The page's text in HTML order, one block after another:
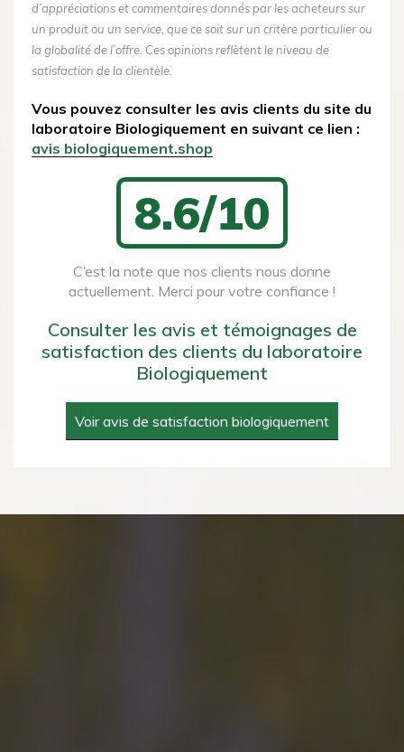
d’appréciations et commentaires donnés par les acheteurs sur
un produit ou un service, que ce soit sur un critère particulier ou
la globalité de l’offre. Ces opinions reflètent le niveau de
satisfaction de la clientèle.
Vous pouvez consulter les avis clients du site du
laboratoire Biologiquement en suivant ce lien :
avis biologiquement.shop
8.6/10
C’est la note que nos clients nous donne
actuellement. Merci pour votre confiance !
Consulter les avis et témoignages de
satisfaction des clients du laboratoire
Biologiquement
Voir avis de satisfaction biologiquement